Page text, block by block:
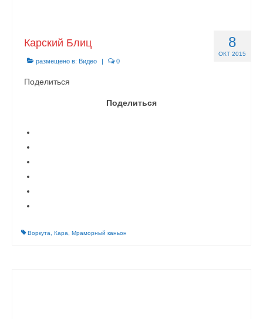
8
ОКТ 2015
Карский Блиц
размещено в: Видео | 0
Поделиться
Поделиться
Воркута Кара Мраморный каньон